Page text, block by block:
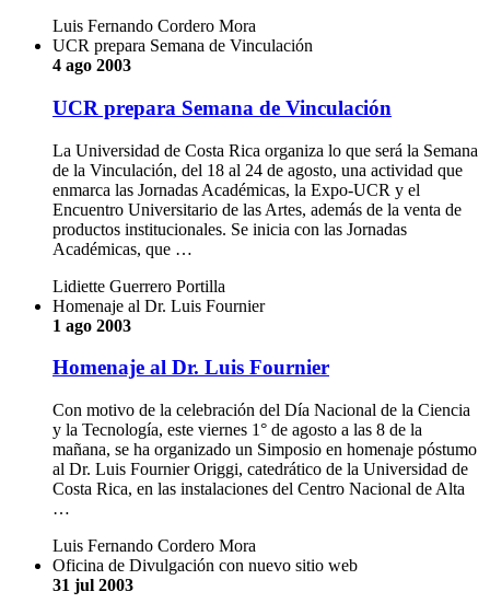
Luis Fernando Cordero Mora
UCR prepara Semana de Vinculación
4 ago 2003
UCR prepara Semana de Vinculación
La Universidad de Costa Rica organiza lo que será la Semana
de la Vinculación, del 18 al 24 de agosto, una actividad que
enmarca las Jornadas Académicas, la Expo-UCR y el
Encuentro Universitario de las Artes, además de la venta de
productos institucionales. Se inicia con las Jornadas
Académicas, que …
Lidiette Guerrero Portilla
Homenaje al Dr. Luis Fournier
1 ago 2003
Homenaje al Dr. Luis Fournier
Con motivo de la celebración del Día Nacional de la Ciencia
y la Tecnología, este viernes 1° de agosto a las 8 de la
mañana, se ha organizado un Simposio en homenaje póstumo
al Dr. Luis Fournier Origgi, catedrático de la Universidad de
Costa Rica, en las instalaciones del Centro Nacional de Alta
…
Luis Fernando Cordero Mora
Oficina de Divulgación con nuevo sitio web
31 jul 2003